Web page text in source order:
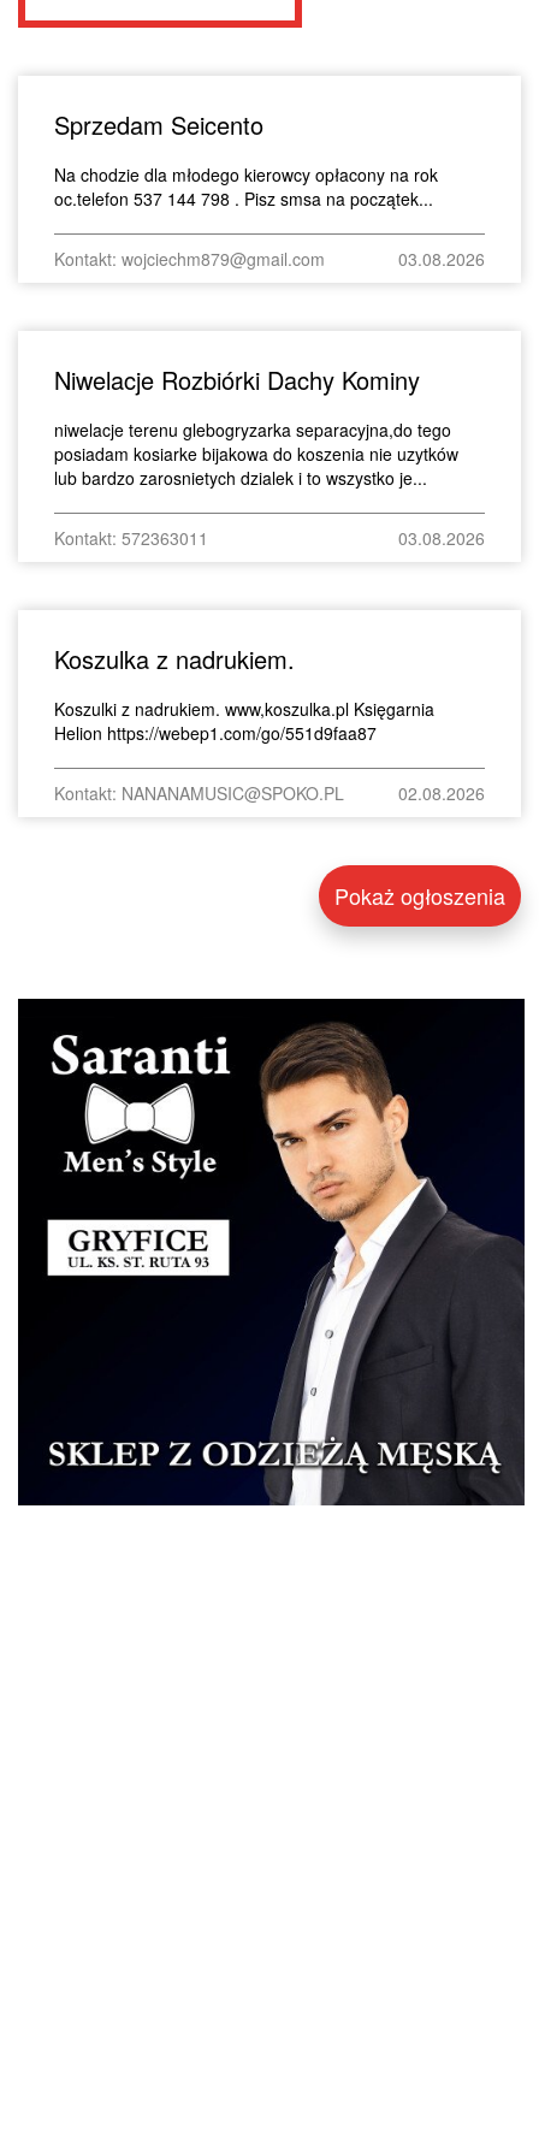
Sprzedam Seicento
Na chodzie dla młodego kierowcy opłacony na rok
oc.telefon 537 144 798 . Pisz smsa na początek...
Kontakt: wojciechm879@gmail.com 03.08.2026
Niwelacje Rozbiórki Dachy Kominy
niwelacje terenu glebogryzarka separacyjna,do tego
posiadam kosiarke bijakowa do koszenia nie uzytków
lub bardzo zarosnietych dzialek i to wszystko je...
Kontakt: 572363011 03.08.2026
Koszulka z nadrukiem.
Koszulki z nadrukiem. www,koszulka.pl Księgarnia
Helion https://webep1.com/go/551d9faa87
Kontakt: NANANAMUSIC@SPOKO.PL 02.08.2026
Pokaż ogłoszenia